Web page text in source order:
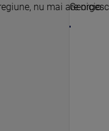
nu mai are nicio